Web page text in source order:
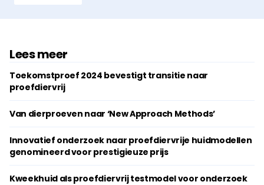
Lees meer
Toekomstproef 2024 bevestigt transitie naar
proefdiervrij
Van dierproeven naar ‘New Approach Methods’
Innovatief onderzoek naar proefdiervrije huidmodellen
genomineerd voor prestigieuze prijs
Kweekhuid als proefdiervrij testmodel voor onderzoek